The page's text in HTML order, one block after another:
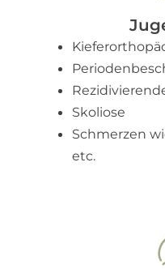
Skoliose
Schmerzen
etc.